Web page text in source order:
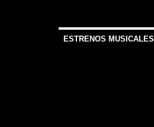
ESTRENOS MUSICALES